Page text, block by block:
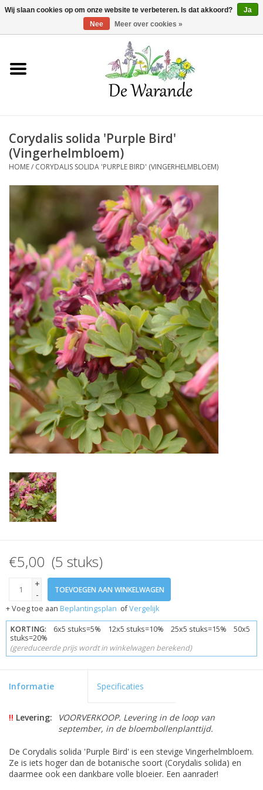
Winkelwagen >0 Artikelen - €0,00
Home
Voorjaarsbloeiers
Schaduwplanten
Aanbiedingen
Bodemverbetering
Overige producten
Advies
Onze tuinen!
Sterke Bollen Dagen
Nieuws
Corydalis solida 'Purple Bird'
(Vingerhelmbloem)
HOME/ CORYDALIS SOLIDA 'PURPLE BIRD' (VINGERHELMBLOEM)
€5,00 (5 stuks)
+
-
TOEVOEGEN AAN WINKELWAGEN
+ Voeg toe aan Beplantingsplan ofVergelijk
KORTING: 6x5 stuks=5% 12x5 stuks=10% 25x5 stuks=15% 50x5
stuks=20%
(gereduceerde prijs wordt in winkelwagen berekend)
Informatie Specificaties
!! Levering:
VOORVERKOOP. Levering in de loop van
september, in de bloembollenplanttijd.
De Corydalis solida 'Purple Bird' is een stevige Vingerhelmbloem.
Ze is iets hoger dan de botanische soort (Corydalis solida) en
daarmee ook een dankbare volle bloeier. Een aanrader!
Wij slaan cookies op om onze website te verbeteren. Is dat akkoord?
Ja
Nee
Meer over cookies »